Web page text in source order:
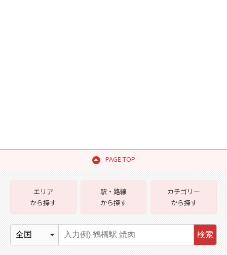
PAGE TOP
エリア
から探す
駅・路線
から探す
カテゴリー
から探す
検索